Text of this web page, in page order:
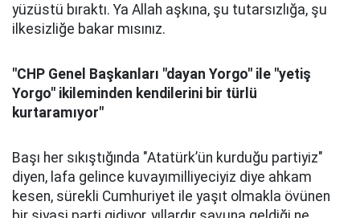
yüzüstü bıraktı. Ya Allah aşkına, şu tutarsızlığa, şu
ilkesizliğe bakar mısınız.
"CHP Genel Başkanları "dayan Yorgo" ile "yetiş
Yorgo" ikileminden kendilerini bir türlü
kurtaramıyor"
Başı her sıkıştığında "Atatürk’ün kurduğu partiyiz"
diyen, lafa gelince kuvayımilliyeciyiz diye ahkam
kesen, sürekli Cumhuriyet ile yaşıt olmakla övünen